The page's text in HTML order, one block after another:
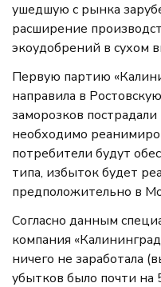
ушедшую с рынка
расширение
экоудобрений в сухом
Первую партию
направила в
заморозков
необходимо
потребители будут
типа, избыток будет
предположительно в
Согласно данным
компания
ничего не заработала
убытков было почти